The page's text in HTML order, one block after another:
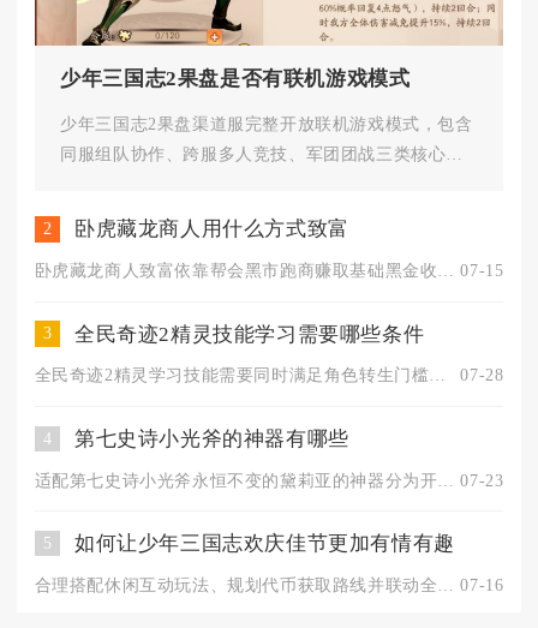
少年三国志2果盘是否有联机游戏模式
少年三国志2果盘渠道服完整开放联机游戏模式，包含
同服组队协作、跨服多人竞技、军团团战三类核心联
2 卧虎藏龙商人用什么方式致富
07-15
3 全民奇迹2精灵技能学习需要哪些条件
全民奇迹2精灵学习技能需要同时满足角色转生门槛、精灵养成等级... 07-28
4 第七史诗小光斧的神器有哪些
07-23
5 如何让少年三国志欢庆佳节更加有情有趣
07-16